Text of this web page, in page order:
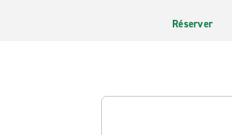
Réserver